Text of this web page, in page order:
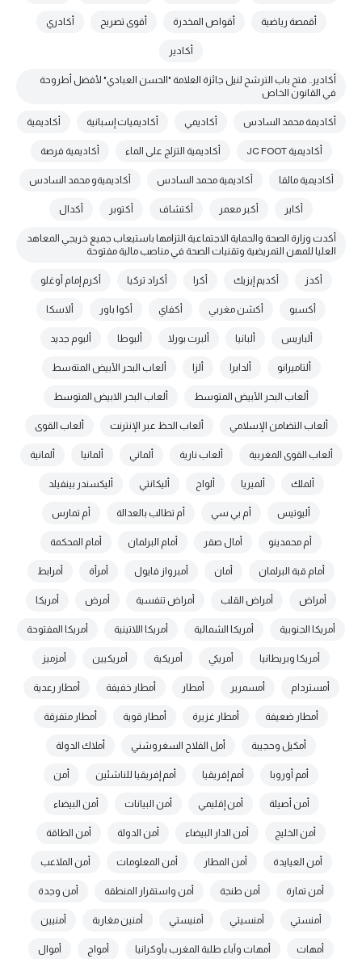
أقمصة رياضية أقواص المخدرة أقوى تصريح أكادري
أكادير
أكادير.. فتح باب الترشح لنيل جائزة العلامة "الحسن العبادي" لأفضل أطروحة
في القانون الخاص
أكاديمة محمد السادس أكاديمي أكاديميات إسبانية أكاديمية
أكاديمية JC FOOT أكاديمية التزلج على الماء أكاديمية فرصة
أكاديمية مالقا أكاديمية محمد السادس أكاديميةو محمد السادس
أكاير أكبر معمر أكتشاف أكتوبر أكدال
أكدت وزارة الصحة والحماية الاجتماعية التزامها باستيعاب جميع خريجي المعاهد
العليا للمهن التمريضية وتقنيات الصحة في مناصب مالية مفتوحة
أكدز أكديم إيزيك أكرا أكراد تركيا أكرم إمام أوغلو
أكسبو أكشن مغربي أكفاي أكوا باور ألاسكا
ألباريس ألبانيا ألبرت بورلا ألبوطا ألبوم جديد
ألتاميرانو ألدابرا ألزا ألعاب البحر الأبيض المتةسط
ألعاب البحر الأبيض المتوسط ألعاب البحر الابيض المتوسط
ألعاب التضامن الإسلامي ألعاب الحظ عبر الإنترنت ألعاب القوى
ألعاب القوى المغربية ألعاب نارية ألماني ألمانيا ألمانية
ألملك ألميريا ألواح أليكانتي أليكسندر بينفيلد
أليوتيس أم بي سي أم تطالب بالعدالة أم تمارس
أم محمدينو أمال صقر أمام البرلمان أمام المحكمة
أمام قبة البرلمان أمان أمبرواز فايول أمرأة أمرابط
أمراض أمراض القلب أمراض تنفسية أمرض أمريكا
أمريكا الجنوبية أمريكا الشمالية أمريكا اللاتينية أمريكا المفتوحة
أمريكا وبريطانيا أمريكي أمريكية أمريكيين أمزميز
أمستردام أمسمرير أمطار أمطار خفيفة أمطار رعدية
أمطار ضعيفة أمطار غزيرة أمطار قوية أمطار متفرقة
أمكيل وحجيبة أمل الفلاح السغروشني أملاك الدولة
أمم أوروبا أمم إفريقيا أمم إفريقيا للناشئين أمن
أمن أصيلة أمن إقليمي أمن البيانات أمن البيضاء
أمن الخليج أمن الدار البيضاء أمن الدولة أمن الطاقة
أمن العيايدة أمن المطار أمن المعلومات أمن الملاعب
أمن تمارة أمن طنجة أمن واستقرار المنطقة أمن وجدة
أمنستي أمنسيتي أمنيستي أمنين مغاربة أمنيين
أمهات أمهات وآباء طلبة المغرب بأوكرانيا أمواج أموال